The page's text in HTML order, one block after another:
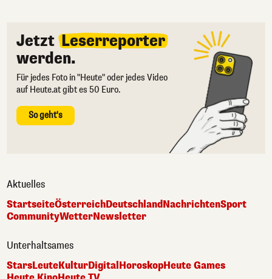
Jetzt Leserreporter
werden.
Für jedes Foto in "Heute" oder jedes Video
auf Heute.at gibt es 50 Euro.
So geht's
Aktuelles
StartseiteÖsterreichDeutschlandNachrichtenSport
CommunityWetterNewsletter
Unterhaltsames
StarsLeuteKulturDigital HoroskopHeute Games